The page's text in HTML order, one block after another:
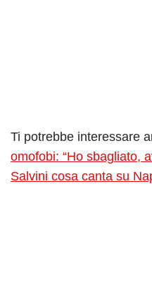
Ti potrebbe interessare
omofobi: “Ho sbagliato,
Salvini cosa canta su